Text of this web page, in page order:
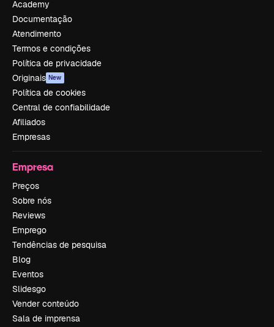
Academy
Documentação
Atendimento
Termos e condições
Política de privacidade
Originais New
Política de cookies
Central de confiabilidade
Afiliados
Empresas
Empresa
Preços
Sobre nós
Reviews
Emprego
Tendências de pesquisa
Blog
Eventos
Slidesgo
Vender conteúdo
Sala de imprensa